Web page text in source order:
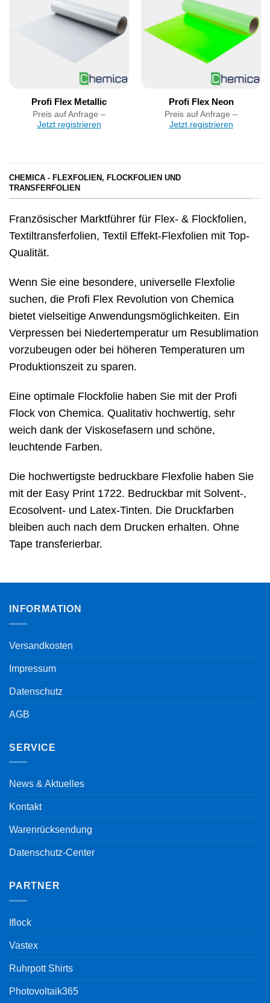
Profi Flex Metallic
Preis auf Anfrage –
Jetzt registrieren
Profi Flex Neon
Preis auf Anfrage –
Jetzt registrieren
CHEMICA - FLEXFOLIEN, FLOCKFOLIEN UND
TRANSFERFOLIEN
Französischer Marktführer für Flex- & Flockfolien,
Textiltransferfolien, Textil Effekt-Flexfolien mit Top-
Qualität.
Wenn Sie eine besondere, universelle Flexfolie
suchen, die Profi Flex Revolution von Chemica
bietet vielseitige Anwendungsmöglichkeiten. Ein
Verpressen bei Niedertemperatur um Resublimation
vorzubeugen oder bei höheren Temperaturen um
Produktionszeit zu sparen.
Eine optimale Flockfolie haben Sie mit der Profi
Flock von Chemica. Qualitativ hochwertig, sehr
weich dank der Viskosefasern und schöne,
leuchtende Farben.
Die hochwertigste bedruckbare Flexfolie haben Sie
mit der Easy Print 1722. Bedruckbar mit Solvent-,
Ecosolvent- und Latex-Tinten. Die Druckfarben
bleiben auch nach dem Drucken erhalten. Ohne
Tape transferierbar.
INFORMATION
Versandkosten
Impressum
Datenschutz
AGB
SERVICE
News & Aktuelles
Kontakt
Warenrücksendung
Datenschutz-Center
PARTNER
Iflock
Vastex
Ruhrpott Shirts
Photovoltaik365